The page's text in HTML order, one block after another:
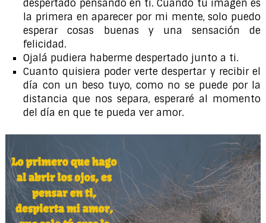
despertado pensando en ti. Cuando tu imagen es
la primera en aparecer por mi mente, solo puedo
esperar cosas buenas y una sensación de
felicidad.
Ojalá pudiera haberme despertado junto a ti.
Cuanto quisiera poder verte despertar y recibir el
día con un beso tuyo, como no se puede por la
distancia que nos separa, esperaré al momento
del día en que te pueda ver amor.